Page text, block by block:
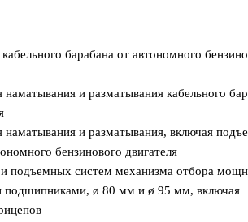
барабана от автономного
и разматывания кабельного
наматывания и разматывания, включая
бензинового двигателя
подъемных систем механизма отбора
подшипниками, ø 80 мм и ø 95 мм, включая